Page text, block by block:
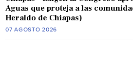
Aguas que proteja a las
Heraldo de Chiapas)
07 AGOSTO 2026